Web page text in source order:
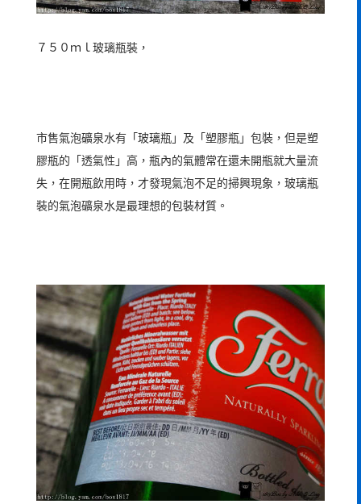
７５０ｍｌ玻璃瓶裝，
市售氣泡礦泉水有「玻璃瓶」及「塑膠瓶」包裝，但是塑
膠瓶的「透氣性」高，瓶內的氣體常在還未開瓶就大量流
失，在開瓶飲用時，才發現氣泡不足的掃興現象，玻璃瓶
裝的氣泡礦泉水是最理想的包裝材質。